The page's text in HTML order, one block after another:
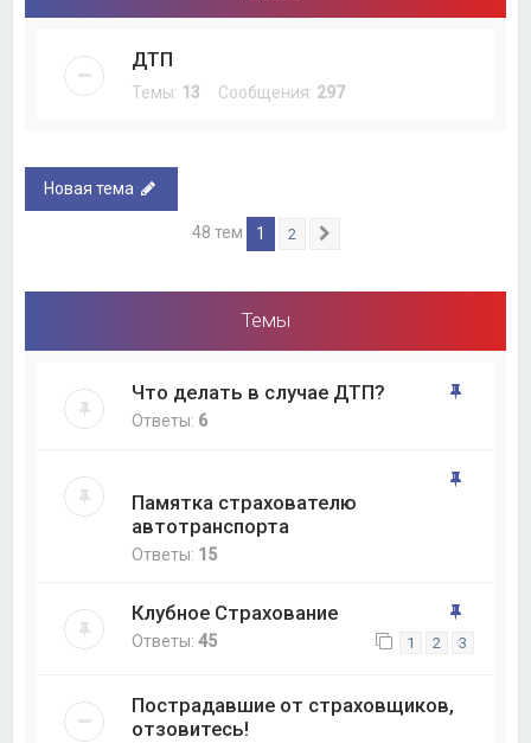
ДТП
Темы: 13 Сообщения: 297
Новая тема
48 тем 1 2
Темы
Что делать в случае ДТП?
Ответы: 6
Памятка страхователю
автотранспорта
Ответы: 15
Клубное Страхование
Ответы:45 1 2 3
Пострадавшие от страховщиков,
отзовитесь!